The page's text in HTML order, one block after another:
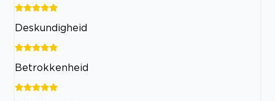
Deskundigheid
Betrokkenheid